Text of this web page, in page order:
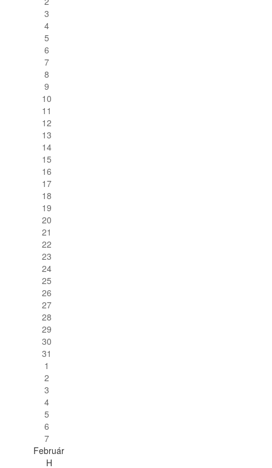
3
4
5
6
7
8
9
10
11
12
13
14
15
16
17
18
19
20
21
22
23
24
25
26
27
28
29
30
31
1
2
3
4
5
6
7
Február
H